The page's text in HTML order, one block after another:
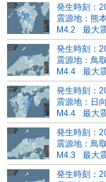
発生時刻：
震源地：熊
M4.2
最大
発生時刻：
震源地：鳥
M4.4
最大
発生時刻：
震源地：日
M4.4
最大
発生時刻：
震源地：鳥
M4.3
最大
発生時刻：